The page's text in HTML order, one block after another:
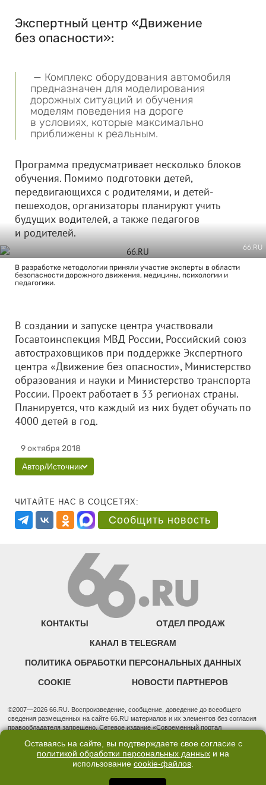
Экспертный центр «Движение
без опасности»:
— Комплекс оборудования автомобиля
предназначен для моделирования
дорожных ситуаций и обучения
моделям поведения на дороге
в условиях, которые максимально
приближены к реальным.
Программа предусматривает несколько блоков
обучения. Помимо подготовки детей,
передвигающихся с родителями, и детей-
пешеходов, организаторы планируют учить
будущих водителей, а также педагогов
и родителей.
66.RU
В разработке методологии приняли участие эксперты в области
безопасности дорожного движения, медицины, психологии и
педагогики.
В создании и запуске центра участвовали
Госавтоинспекция МВД России, Российский союз
автостраховщиков при поддержке Экспертного
центра «Движение без опасности», Министерство
образования и науки и Министерство транспорта
России. Проект работает в 33 регионах страны.
Планируется, что каждый из них будет обучать по
4000 детей в год.
9 октября 2018
Автор/Источник
ЧИТАЙТЕ НАС В СОЦСЕТЯХ:
Сообщить новость
КОНТАКТЫ ОТДЕЛ ПРОДАЖ
КАНАЛ В TELEGRAM
ПОЛИТИКА ОБРАБОТКИ ПЕРСОНАЛЬНЫХ ДАННЫХ
COOKIE НОВОСТИ ПАРТНЕРОВ
©2007—2026 66.RU. Воспроизведение, сообщение, доведение до всеобщего
сведения размещенных на сайте 66.RU материалов и их элементов без согласия
правообладателя запрещено. Сетевое издание «Современный портал
надзору в сфере связи, информационных технологий и массовых коммуникаций
(Роскомнадзор). Регистрационный номер ЭЛ № ФС 77 - 76634 от 02.09.2019
Учредитель: Общество с ограниченной ответственностью "66.ру". Юридический
3, оф. 7015 Фактический адрес редакции и отдела продаж: 620014, Свердловская
Оставаясь на сайте, вы подтверждаете свое согласие с
политикой обработки персональных данных и на
использование cookie-файлов.